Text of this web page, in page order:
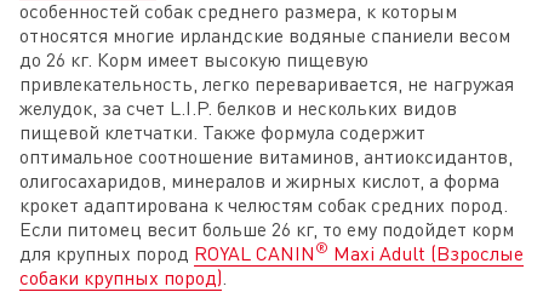
особенностей собак среднего размера, к которым
относятся многие ирландские водяные спаниели весом
до 26 кг. Корм имеет высокую пищевую
привлекательность, легко переваривается, не нагружая
желудок, за счет L.I.P. белков и нескольких видов
пищевой клетчатки. Также формула содержит
оптимальное соотношение витаминов, антиоксидантов,
олигосахаридов, минералов и жирных кислот, а форма
крокет адаптирована к челюстям собак средних пород.
Если питомец весит больше 26 кг, то ему подойдет корм
для крупных пород ROYAL CANIN ® Maxi Adult (Взрослые
собаки крупных пород).